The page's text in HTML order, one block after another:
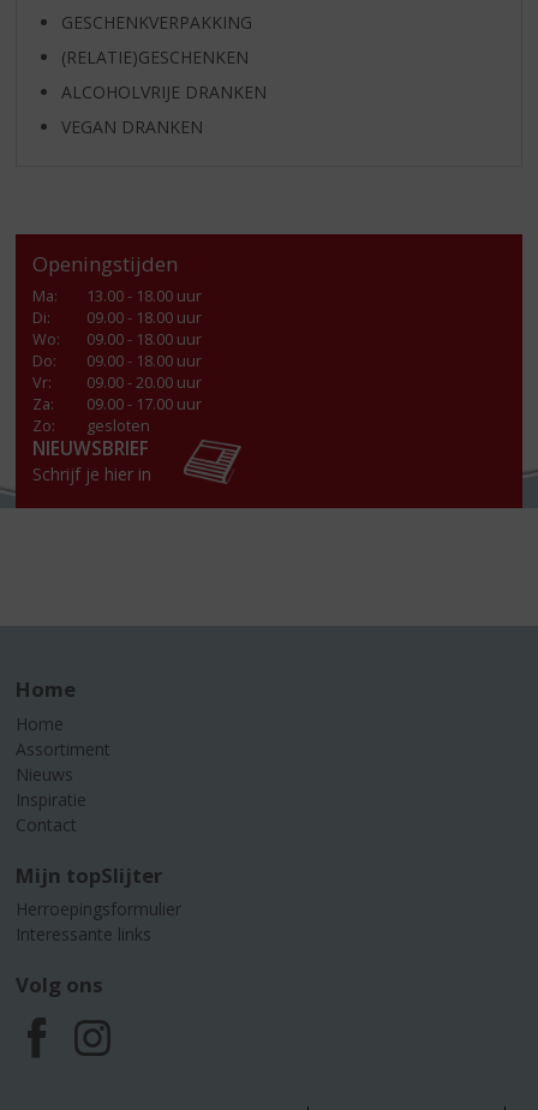
GESCHENKVERPAKKING
(RELATIE)GESCHENKEN
ALCOHOLVRIJE DRANKEN
VEGAN DRANKEN
Openingstijden
Ma:
13.00 - 18.00 uur
Di:
09.00 - 18.00 uur
Wo:
09.00 - 18.00 uur
Do:
09.00 - 18.00 uur
Vr:
09.00 - 20.00 uur
Za:
09.00 - 17.00 uur
Zo:
gesloten
NIEUWSBRIEF
Schrijf je hier in
Home
Home
Assortiment
Nieuws
Inspiratie
Contact
Mijn topSlijter
Herroepingsformulier
Interessante links
Volg ons
F
I